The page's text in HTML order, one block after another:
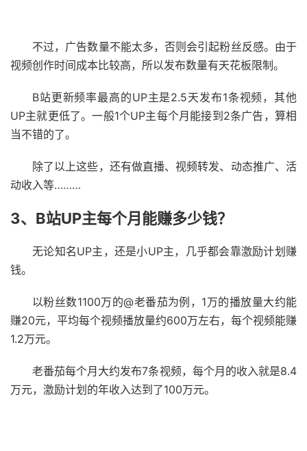
不过，广告数量不能太多，否则会引起粉丝反感。由于
视频创作时间成本比较高，所以发布数量有天花板限制。
B站更新频率最高的UP主是2.5天发布1条视频，其他
UP主就更低了。一般1个UP主每个月能接到2条广告，算相
当不错的了。
除了以上这些，还有做直播、视频转发、动态推广、活
动收入等………
3、B站UP主每个月能赚多少钱？
无论知名UP主，还是小UP主，几乎都会靠激励计划赚
钱。
以粉丝数1100万的@老番茄为例，1万的播放量大约能
赚20元，平均每个视频播放量约600万左右，每个视频能赚
1.2万元。
老番茄每个月大约发布7条视频，每个月的收入就是8.4
万元，激励计划的年收入达到了100万元。